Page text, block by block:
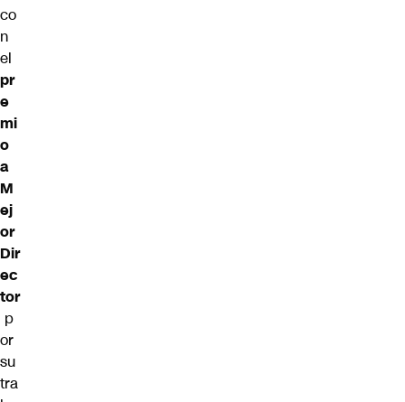
co
n
el
pr
e
mi
o
a
M
ej
or
Dir
ec
tor
p
or
su
tra